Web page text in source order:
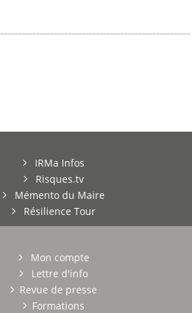
IRMa Infos
Risques.tv
Mémento du Maire
Résilience Tour
Mon compte
Lettre d'info
Revue de presse
Formations